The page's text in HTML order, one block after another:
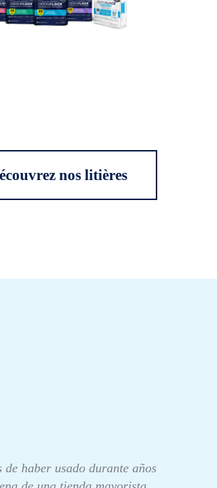
nos litières
de haber usado durante años